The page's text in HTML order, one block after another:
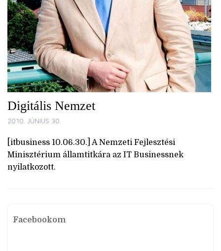
Digitális Nemzet
2010. JÚNIUS 30.
[itbusiness 10.06.30.] A Nemzeti Fejlesztési
Minisztérium államtitkára az IT Businessnek
nyilatkozott.
Facebookom